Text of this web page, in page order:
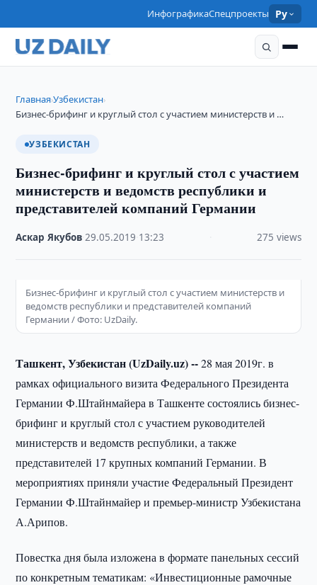
ИнфографикаСпецпроекты Ру
Главная›Узбекистан›
Бизнес-брифинг и круглый стол с участием министерств и …
УЗБЕКИСТАН
Бизнес-брифинг и круглый стол с участием
министерств и ведомств республики и
представителей компаний Германии
Аскар Якубов ·29.05.2019 13:23 275 views
Бизнес-брифинг и круглый стол с участием министерств и
ведомств республики и представителей компаний
Германии / Фото: UzDaily.
Ташкент, Узбекистан (UzDaily.uz) --28 мая 2019г. в
рамках официального визита Федерального Президента
Германии Ф.Штайнмайера в Ташкенте состоялись бизнес-
брифинг и круглый стол с участием руководителей
министерств и ведомств республики, а также
представителей 17 крупных компаний Германии. В
мероприятиях приняли участие Федеральный Президент
Германии Ф.Штайнмайер и премьер-министр Узбекистана
А.Арипов.
Повестка дня была изложена в формате панельных сессий
по конкретным тематикам: «Инвестиционные рамочные